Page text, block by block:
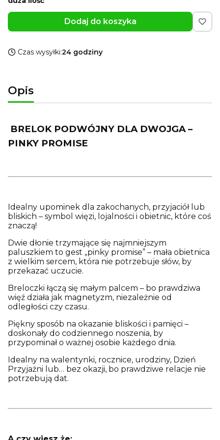
Dodaj do koszyka
Czas wysyłki:24 godziny
Opis
BRELOK PODWÓJNY DLA DWOJGA –
PINKY PROMISE
Idealny upominek dla zakochanych, przyjaciół lub
bliskich – symbol więzi, lojalności i obietnic, które coś
znaczą!
Dwie dłonie trzymające się najmniejszym
paluszkiem to gest „pinky promise” – mała obietnica
z wielkim sercem, która nie potrzebuje słów, by
przekazać uczucie.
Breloczki łączą się małym palcem – bo prawdziwa
więź działa jak magnetyzm, niezależnie od
odległości czy czasu.
Piękny sposób na okazanie bliskości i pamięci –
doskonały do codziennego noszenia, by
przypominał o ważnej osobie każdego dnia.
Idealny na walentynki, rocznice, urodziny, Dzień
Przyjaźni lub… bez okazji, bo prawdziwe relacje nie
potrzebują dat.